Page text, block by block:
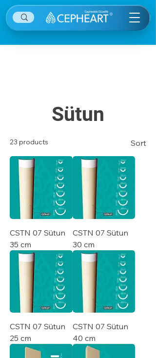
Sütun
23 products Sort
CSTN 07 Sütun
35 cm
CSTN 07 Sütun
30 cm
CSTN 07 Sütun
25 cm
CSTN 07 Sütun
40 cm